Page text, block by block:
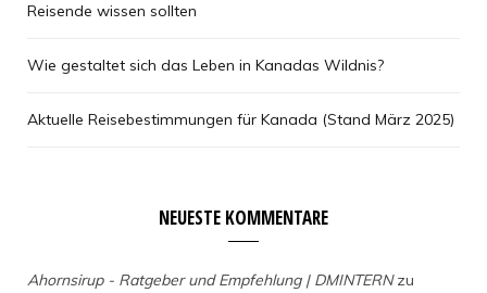
Reisende wissen sollten
Wie gestaltet sich das Leben in Kanadas Wildnis?
Aktuelle Reisebestimmungen für Kanada (Stand März 2025)
NEUESTE KOMMENTARE
Ahornsirup - Ratgeber und Empfehlung | DMINTERNzu